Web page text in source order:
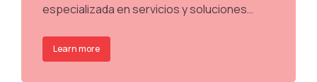
especializada en servicios y soluciones…
Learn more